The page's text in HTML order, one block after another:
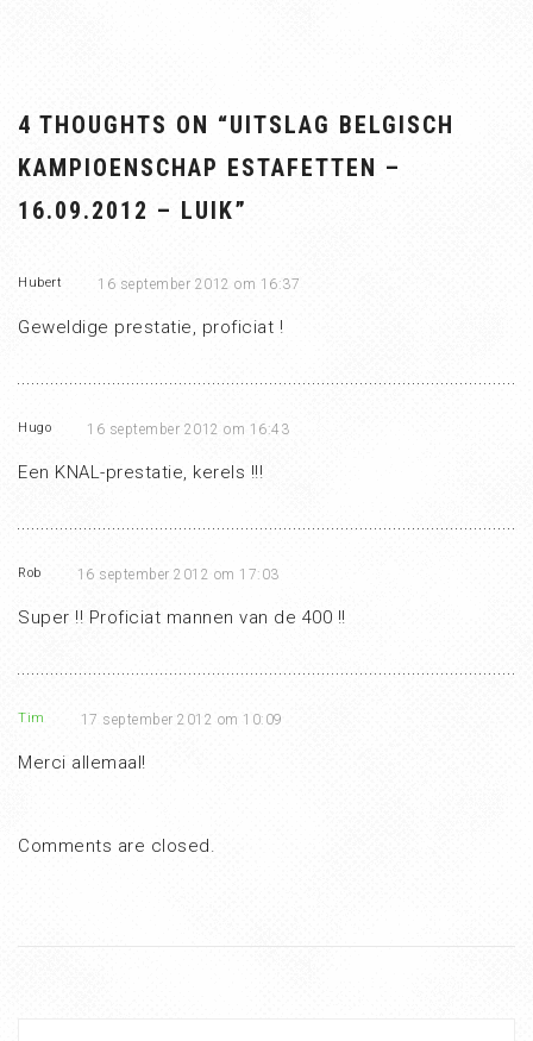
4 THOUGHTS ON “UITSLAG BELGISCH
KAMPIOENSCHAP ESTAFETTEN –
16.09.2012 – LUIK”
Hubert 16 september 2012 om 16:37
Geweldige prestatie, proficiat !
Hugo 16 september 2012 om 16:43
Een KNAL-prestatie, kerels !!!
Rob 16 september 2012 om 17:03
Super !! Proficiat mannen van de 400 !!
Tim 17 september 2012 om 10:09
Merci allemaal!
Comments are closed.